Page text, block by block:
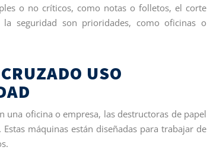
o no críticos, como notas o folletos, el corte
seguridad son prioridades, como oficinas o
USO
una oficina o empresa, las destructoras de papel
máquinas están diseñadas para trabajar de